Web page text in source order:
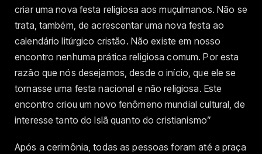
criar uma nova festa religiosa aos muçulmanos. Não se
trata, também, de acrescentar uma nova festa ao
calendário litúrgico cristão. Não existe em nosso
encontro nenhuma prática religiosa comum. Por esta
razão que nós desejamos, desde o início, que ele se
tornasse uma festa nacional e não religiosa. Este
encontro criou um novo fenômeno mundial cultural, de
interesse tanto do Islã quanto do cristianismo”
Após a cerimônia, todas as pessoas foram até a praça